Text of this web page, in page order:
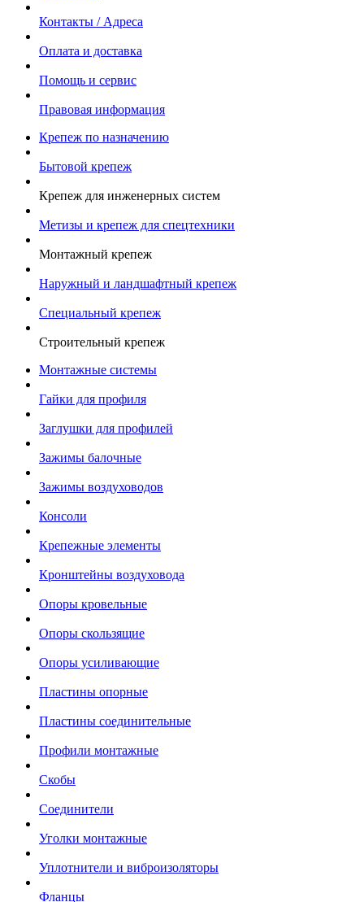
Контакты / Адреса
Оплата и доставка
Помощь и сервис
Правовая информация
Крепеж по назначению
Бытовой крепеж
Крепеж для инженерных систем
Метизы и крепеж для спецтехники
Монтажный крепеж
Наружный и ландшафтный крепеж
Специальный крепеж
Строительный крепеж
Монтажные системы
Гайки для профиля
Заглушки для профилей
Зажимы балочные
Зажимы воздуховодов
Консоли
Крепежные элементы
Кронштейны воздуховода
Опоры кровельные
Опоры скользящие
Опоры усиливающие
Пластины опорные
Пластины соединительные
Профили монтажные
Скобы
Соединители
Уголки монтажные
Уплотнители и виброизоляторы
Фланцы